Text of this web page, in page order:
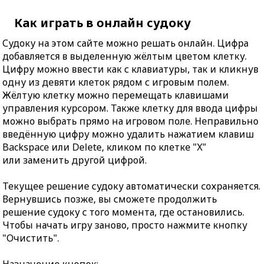
Как играть в онлайн судоку
Судоку на этом сайте можно решать онлайн. Цифра
добавляется в выделенную жёлтым цветом клетку.
Цифру можно ввести как с клавиатуры, так и кликнув
одну из девяти клеток рядом с игровым полем.
Жёлтую клетку можно перемещать клавишами
управления курсором. Также клетку для ввода цифры
можно выбрать прямо на игровом поле. Неправильно
введённую цифру можно удалить нажатием клавиш
Backspace или Delete, кликом по клетке "X"
или заменить другой цифрой.
Текущее решение судоку автоматически сохраняется.
Вернувшись позже, вы сможете продолжить
решение судоку с того момента, где остановились.
Чтобы начать игру заново, просто нажмите кнопку
"Очистить".